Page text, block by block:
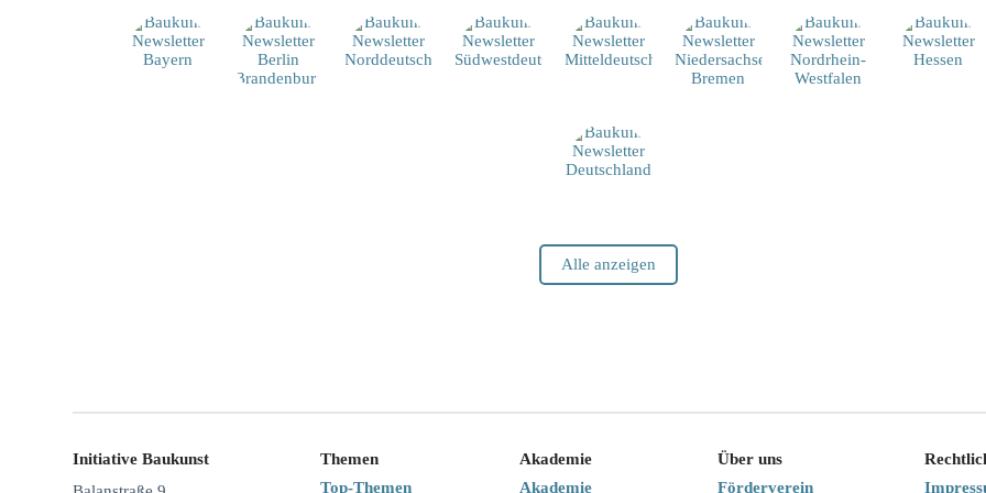
Alle anzeigen
Initiative Baukunst
Themen
Top-Themen
Akademie
Akademie
Über uns
Förderverein